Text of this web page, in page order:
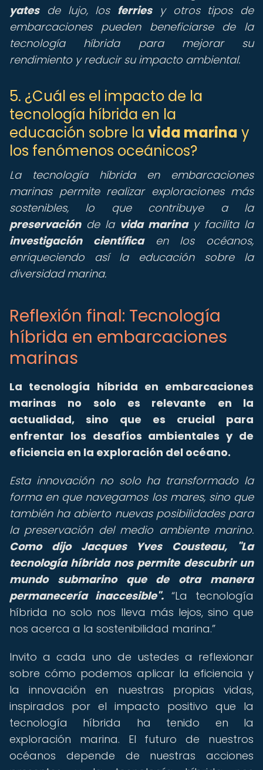
yatesde lujo, los ferriesy otros tipos de
embarcaciones pueden beneficiarse de la
tecnología híbrida para mejorar su
rendimiento y reducir su impacto ambiental.
5. ¿Cuál es el impacto de la
tecnología híbrida en la
educación sobre la vida marina y
los fenómenos oceánicos?
La tecnología híbrida en embarcaciones
marinas permite realizar exploraciones más
sostenibles, lo que contribuye a la
preservaciónde la vida marinay facilita la
investigación científicaen los océanos,
enriqueciendo así la educación sobre la
diversidad marina.
Reflexión final: Tecnología
híbrida en embarcaciones
marinas
La tecnología híbrida en embarcaciones
marinas no solo es relevante en la
actualidad, sino que es crucial para
enfrentar los desafíos ambientales y de
eficiencia en la exploración del océano.
Esta innovación no solo ha transformado la
forma en que navegamos los mares, sino que
también ha abierto nuevas posibilidades para
la preservación del medio ambiente marino.
Como dijo Jacques Yves Cousteau, "La
tecnología híbrida nos permite descubrir un
mundo submarino que de otra manera
permanecería inaccesible".
La tecnología
híbrida no solo nos lleva más lejos, sino que
nos acerca a la sostenibilidad marina.
Invito a cada uno de ustedes a reflexionar
sobre cómo podemos aplicar la eficiencia y
la innovación en nuestras propias vidas,
inspirados por el impacto positivo que la
tecnología híbrida ha tenido en la
exploración marina. El futuro de nuestros
océanos depende de nuestras acciones